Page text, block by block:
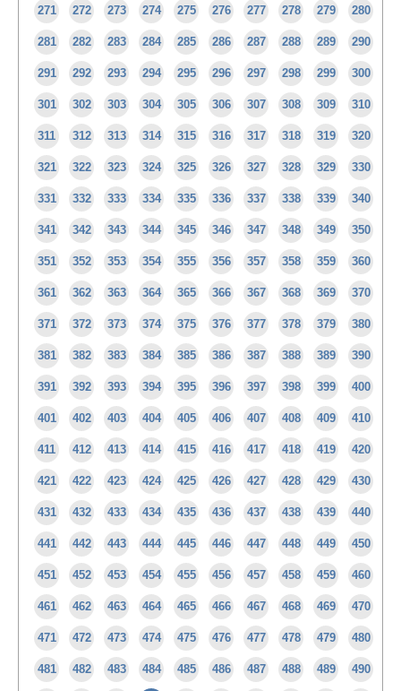
271 272 273 274 275 276 277 278 279 280
281 282 283 284 285 286 287 288 289 290
291 292 293 294 295 296 297 298 299 300
301 302 303 304 305 306 307 308 309 310
311 312 313 314 315 316 317 318 319 320
321 322 323 324 325 326 327 328 329 330
331 332 333 334 335 336 337 338 339 340
341 342 343 344 345 346 347 348 349 350
351 352 353 354 355 356 357 358 359 360
361 362 363 364 365 366 367 368 369 370
371 372 373 374 375 376 377 378 379 380
381 382 383 384 385 386 387 388 389 390
391 392 393 394 395 396 397 398 399 400
401 402 403 404 405 406 407 408 409 410
411 412 413 414 415 416 417 418 419 420
421 422 423 424 425 426 427 428 429 430
431 432 433 434 435 436 437 438 439 440
441 442 443 444 445 446 447 448 449 450
451 452 453 454 455 456 457 458 459 460
461 462 463 464 465 466 467 468 469 470
471 472 473 474 475 476 477 478 479 480
481 482 483 484 485 486 487 488 489 490